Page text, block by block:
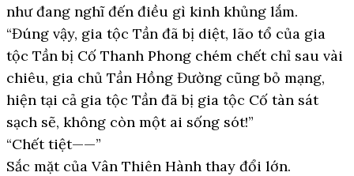
như đang nghĩ đến điều gì kinh khủng lắm.
“Đúng vậy, gia tộc Tần đã bị diệt, lão tổ của gia
tộc Tần bị Cố Thanh Phong chém chết chỉ sau vài
chiêu, gia chủ Tần Hồng Đường cũng bỏ mạng,
hiện tại cả gia tộc Tần đã bị gia tộc Cố tàn sát
sạch sẽ, không còn một ai sống sót!”
“Chết tiệt——”
Sắc mặt của Vân Thiên Hành thay đổi lớn.